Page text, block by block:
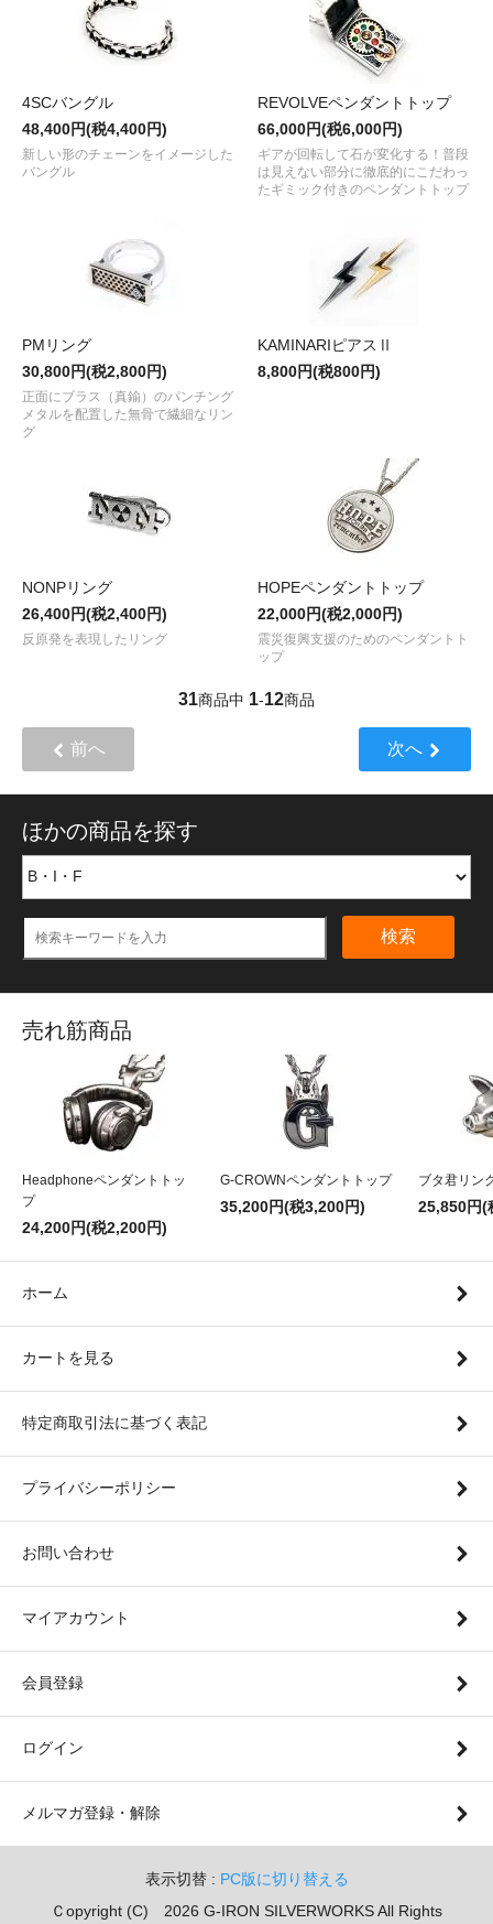
4SCバングル
48,400円(税4,400円)
新しい形のチェーンをイメージした
バングル
REVOLVEペンダントトップ
66,000円(税6,000円)
ギアが回転して石が変化する！普段
は見えない部分に徹底的にこだわっ
たギミック付きのペンダントトップ
PMリング
30,800円(税2,800円)
正面にブラス（真鍮）のパンチング
メタルを配置した無骨で繊細なリン
グ
KAMINARIピアスⅡ
8,800円(税800円)
NONPリング
26,400円(税2,400円)
反原発を表現したリング
HOPEペンダントトップ
22,000円(税2,000円)
震災復興支援のためのペンダントト
ップ
31商品中 1-12商品
前へ 次へ
ほかの商品を探す
検索
売れ筋商品
Headphoneペンダントトッ
プ
24,200円(税2,200円)
G-CROWNペンダントトップ
35,200円(税3,200円)
ブタ君リン
25,850円(
ホーム
カートを見る
特定商取引法に基づく表記
プライバシーポリシー
お問い合わせ
マイアカウント
会員登録
ログイン
メルマガ登録・解除
表示切替 : PC版に切り替える
Ｃopyright (C) 2026 G-IRON SILVERWORKS All Rights